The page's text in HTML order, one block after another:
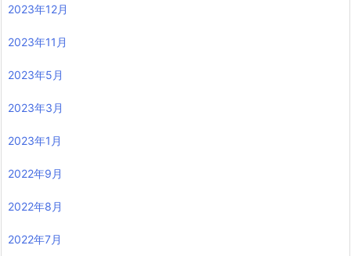
2023年12月
2023年11月
2023年5月
2023年3月
2023年1月
2022年9月
2022年8月
2022年7月